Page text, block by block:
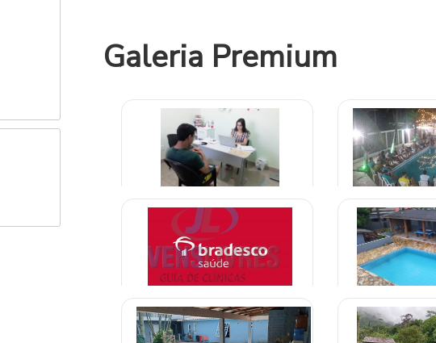
Galeria Premium
Clínica de Vicios em Jogos Online
R$ 2.000,00
Aparecida
R$
Clínica credenciada para
alcoólatras Bradesco Saúde
A combinar
Clinica de
emR$